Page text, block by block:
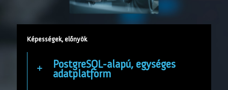
Képességek, előnyök
PostgreSQL-alapú, egységes
adatplatform